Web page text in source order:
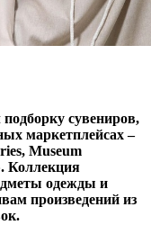
сувениров,
маркетплейсах –
Museum
Коллекция
одежды и
произведений из